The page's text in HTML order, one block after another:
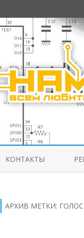
КОНТАКТЫ
АРХИВ МЕТКИ: